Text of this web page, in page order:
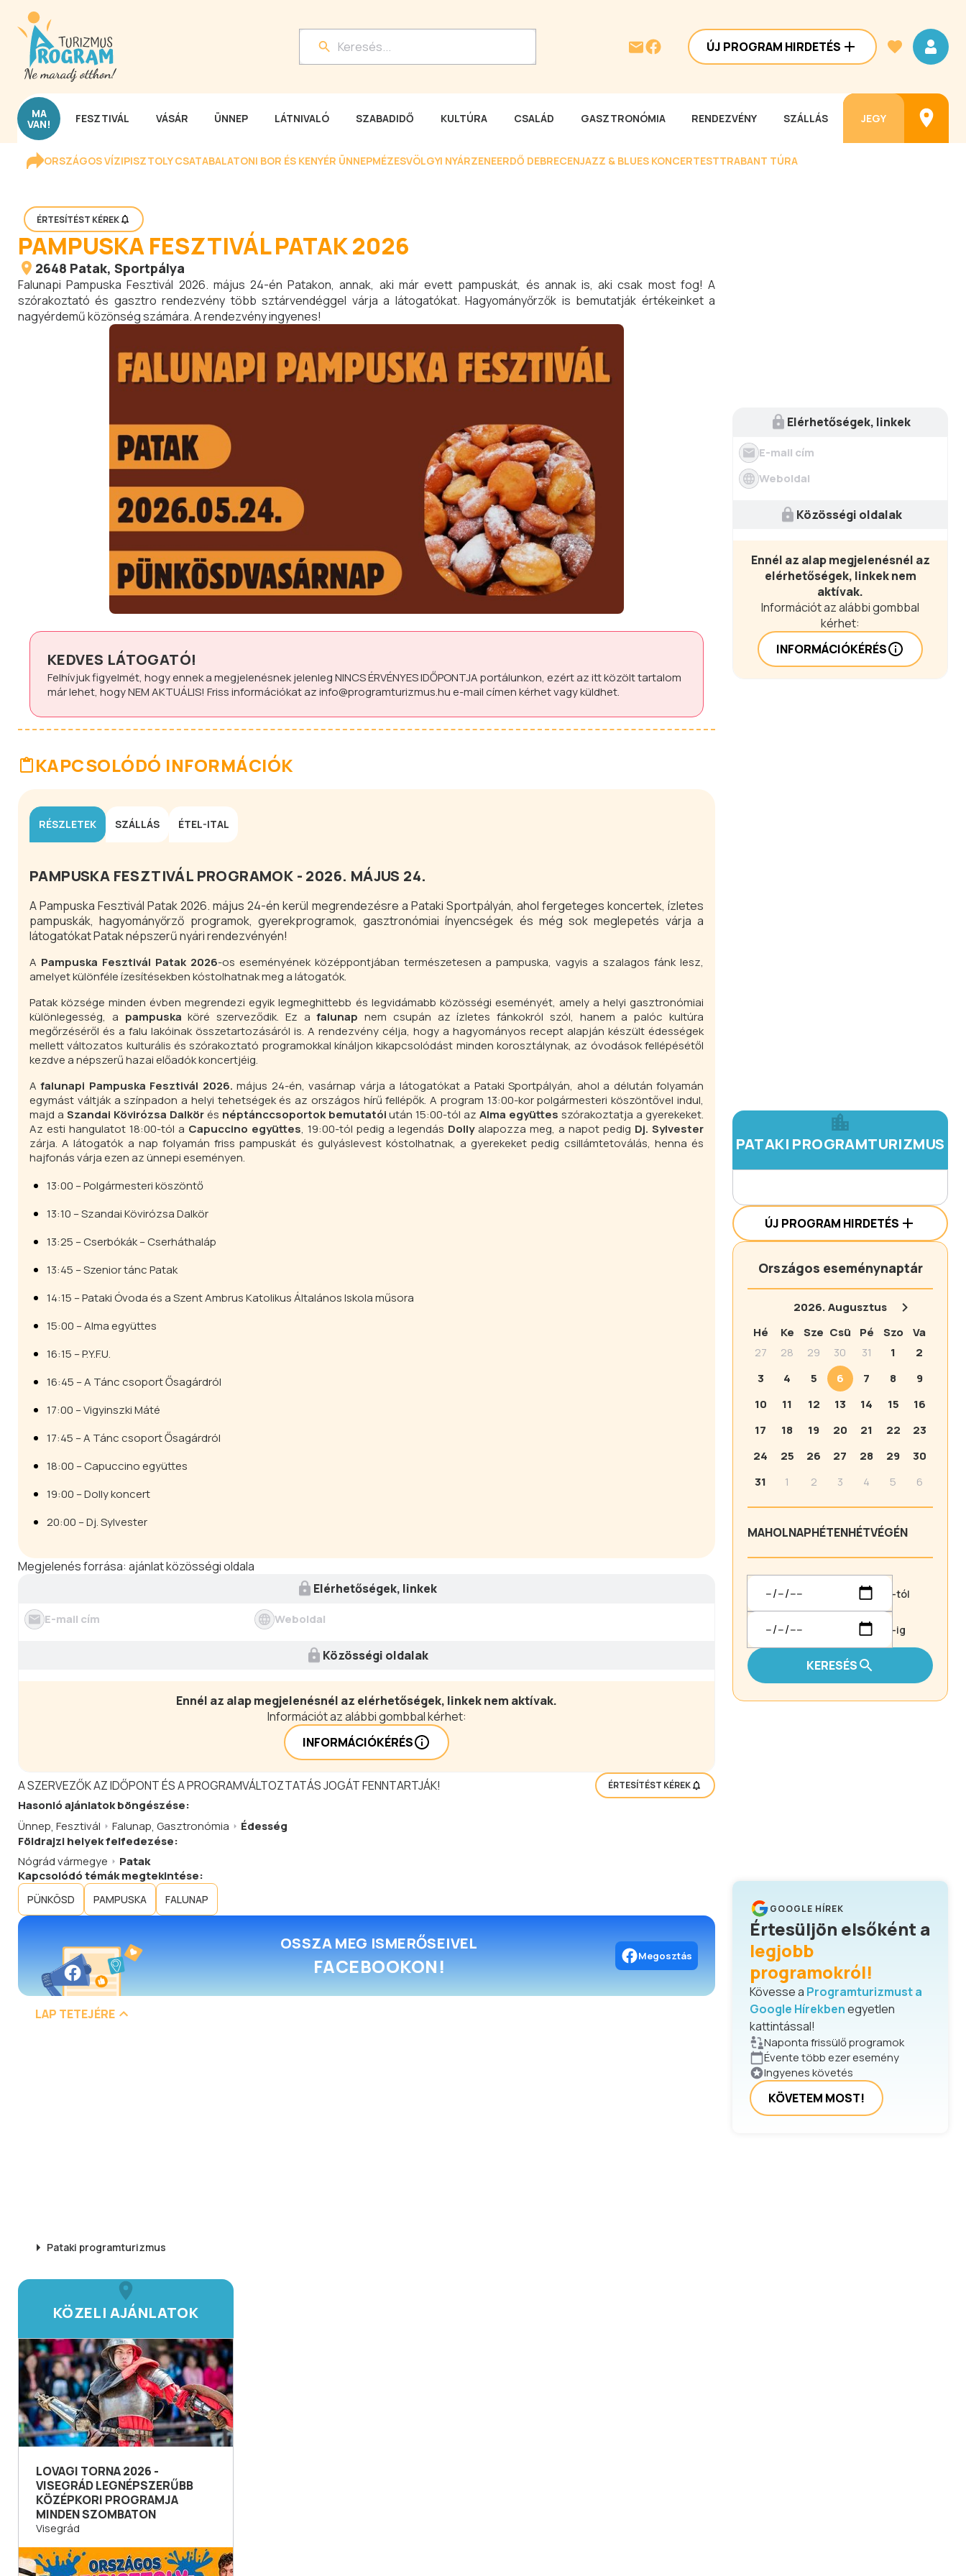
ÚJ PROGRAM HIRDETÉS
MA
VAN! FESZTIVÁL VÁSÁR ÜNNEP LÁTNIVALÓ SZABADIDŐ KULTÚRA CSALÁD GASZTRONÓMIA RENDEZVÉNY SZÁLLÁS JEGY
ORSZÁGOS VÍZIPISZTOLY CSATABALATONI BOR ÉS KENYÉR ÜNNEPMÉZESVÖLGYI NYÁRZENEERDŐ DEBRECENJAZZ & BLUES KONCERTESTTRABANT TÚRA
ÉRTESÍTÉST KÉREK
PAMPUSKA FESZTIVÁL PATAK 2026
2648 Patak, Sportpálya
Falunapi Pampuska Fesztivál 2026. május 24-én Patakon, annak, aki már evett pampuskát, és annak is, aki csak most fog! A
szórakoztató és gasztro rendezvény több sztárvendéggel várja a látogatókat. Hagyományőrzők is bemutatják értékeinket a
nagyérdemű közönség számára. A rendezvény ingyenes!
KEDVES LÁTOGATÓ!
Felhívjuk figyelmét, hogy ennek a megjelenésnek jelenlegNINCS ÉRVÉNYES IDŐPONTJAportálunkon, ezért az itt közölt tartalom
már lehet, hogyNEM AKTUÁLIS! Friss információkat azinfo@programturizmus.hue-mail címen kérhet vagy küldhet.
KAPCSOLÓDÓ INFORMÁCIÓK
RÉSZLETEK SZÁLLÁS ÉTEL-ITAL
PAMPUSKA FESZTIVÁL PROGRAMOK - 2026. MÁJUS 24.
A Pampuska Fesztivál Patak 2026. május 24-én kerül megrendezésre a Pataki Sportpályán, ahol fergeteges koncertek, ízletes
pampuskák, hagyományőrző programok, gyerekprogramok, gasztronómiai ínyencségek és még sok meglepetés várja a
látogatókat Patak népszerű nyári rendezvényén!
A Pampuska Fesztivál Patak 2026-os eseményének középpontjában természetesen a pampuska, vagyis a szalagos fánk lesz,
amelyet különféle ízesítésekben kóstolhatnak meg a látogatók.
Patak községe minden évben megrendezi egyik legmeghittebb és legvidámabb közösségi eseményét, amely a helyi gasztronómiai
különlegesség, a pampuskaköré szerveződik. Ez afalunapnem csupán az ízletes fánkokról szól, hanem a palóc kultúra
megőrzéséről és a falu lakóinak összetartozásáról is. A rendezvény célja, hogy a hagyományos recept alapján készült édességek
mellett változatos kulturális és szórakoztató programokkal kínáljon kikapcsolódást minden korosztálynak, az óvodások fellépésétől
kezdve a népszerű hazai előadók koncertjéig.
A falunapi Pampuska Fesztivál 2026. május 24-én, vasárnap várja a látogatókat a Pataki Sportpályán, ahol a délután folyamán
egymást váltják a színpadon a helyi tehetségek és az országos hírű fellépők. A program 13:00-kor polgármesteri köszöntővel indul,
majd a Szandai Kövirózsa Dalkörés néptánccsoportok bemutatóiután 15:00-tól azAlma együttes szórakoztatja a gyerekeket.
Az esti hangulatot 18:00-tól a Capuccino együttes, 19:00-tól pedig a legendás Dollyalapozza meg, a napot pedig Dj. Sylvester
zárja. A látogatók a nap folyamán friss pampuskát és gulyáslevest kóstolhatnak, a gyerekeket pedig csillámtetoválás, henna és
hajfonás várja ezen az ünnepi eseményen.
13:00 – Polgármesteri köszöntő
13:10 – Szandai Kövirózsa Dalkör
13:25 – Cserbókák – Cserháthaláp
13:45 – Szenior tánc Patak
14:15 – Pataki Óvoda és a Szent Ambrus Katolikus Általános Iskola műsora
15:00 – Alma együttes
16:15 – P.Y.F.U.
16:45 – A Tánc csoport Ősagárdról
17:00 – Vigyinszki Máté
17:45 – A Tánc csoport Ősagárdról
18:00 – Capuccino együttes
19:00 – Dolly koncert
20:00 – Dj. Sylvester
Megjelenés forrása: ajánlat közösségi oldala
Elérhetőségek, linkek
E-mail cím Weboldal
Közösségi oldalak
Ennél az alap megjelenésnél az elérhetőségek, linkek nem aktívak.
Információt az alábbi gombbal kérhet:
INFORMÁCIÓKÉRÉS
A SZERVEZŐK AZ IDŐPONT ÉS A PROGRAMVÁLTOZTATÁS JOGÁT FENNTARTJÁK! ÉRTESÍTÉST KÉREK
Hasonlóajánlatokböngészése:
Ünnep, Fesztivál Falunap, Gasztronómia
Édesség
Földrajzi helyek felfedezése:
Nógrád vármegye
Patak
Kapcsolódó témák megtekintése:
PÜNKÖSD PAMPUSKA FALUNAP
OSSZA MEG ISMERŐSEIVEL
FACEBOOKON! Megosztás
LAP TETEJÉRE
Pataki programturizmus
KÖZELI AJÁNLATOK
LOVAGI TORNA 2026 -
VISEGRÁD LEGNÉPSZERŰBB
KÖZÉPKORI PROGRAMJA
MINDEN SZOMBATON
Visegrád
Elérhetőségek, linkek
E-mail cím
Weboldal
Közösségi oldalak
Ennél az alap megjelenésnél az
elérhetőségek, linkek nem
aktívak.
Információt az alábbi gombbal
kérhet:
INFORMÁCIÓKÉRÉS
PATAKI PROGRAMTURIZMUS
ÚJ PROGRAM HIRDETÉS
Országos eseménynaptár
2026.Augusztus
Hé
Ke Sze Csü Pé Szo
Va
27
28 29 30 31 1
2
3
4 5 6 7 8
9
10
11 12 13 14 15
16
17
18 19 20 21 22
23
24
25 26 27 28 29
30
31
1 2 3 4 5 6
MAHOLNAPHÉTENHÉTVÉGÉN
-tól
-ig
KERESÉS
GOOGLE HÍREK
Értesüljön elsőként a
legjobb
programokról!
Kövesse a Programturizmust a
Google Hírekbenegyetlen
kattintással!
Naponta frissülő programok
Évente több ezer esemény
Ingyenes követés
KÖVETEM MOST!